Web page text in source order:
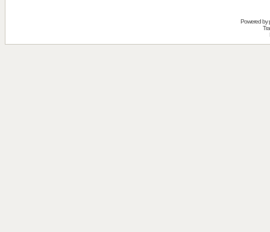
Powered by